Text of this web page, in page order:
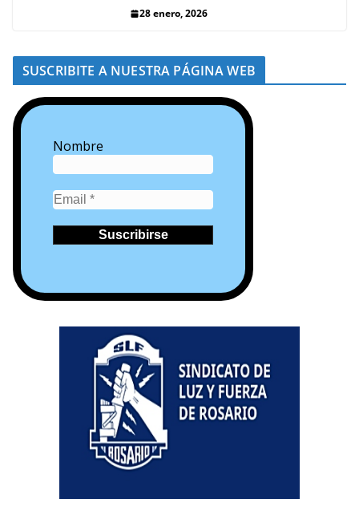
28 enero, 2026
SUSCRIBITE A NUESTRA PÁGINA WEB
Nombre